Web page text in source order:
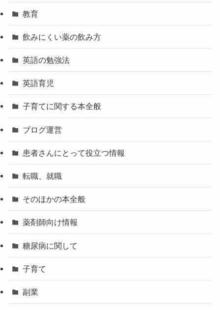
教育
飲みにくい薬の飲み方
英語の勉強法
英語育児
子育てに関する本全般
ブログ運営
患者さんにとって役立つ情報
転職、就職
そのほかの本全般
薬剤師向け情報
糖尿病に関して
子育て
副業